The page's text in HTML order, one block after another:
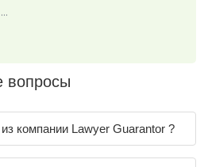
вопросы
из компании Lawyer Guarantor ?